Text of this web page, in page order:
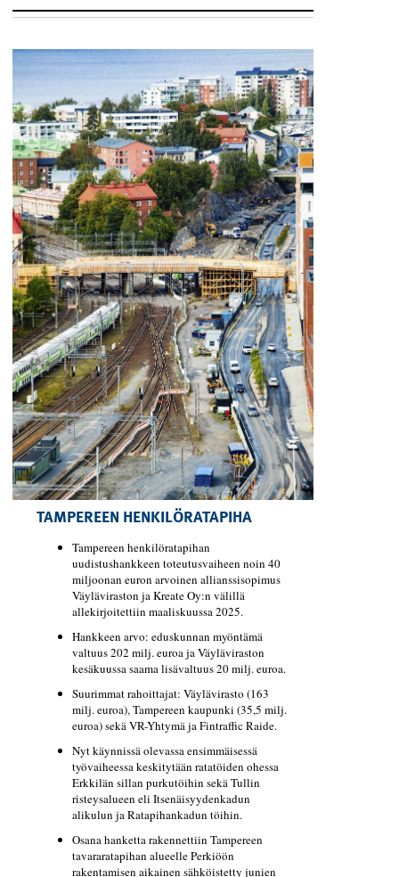
TAMPEREEN HENKILÖRATAPIHA
Tampereen henkilöratapihan
uudistushankkeen toteutusvaiheen noin 40
miljoonan euron arvoinen allianssisopimus
Väyläviraston ja Kreate Oy:n välillä
allekirjoitettiin maaliskuussa 2025.
Hankkeen arvo: eduskunnan myöntämä
valtuus 202 milj. euroa ja Väyläviraston
kesäkuussa saama lisävaltuus 20 milj. euroa.
Suurimmat rahoittajat: Väylävirasto (163
milj. euroa), Tampereen kaupunki (35,5 milj.
euroa) sekä VR-Yhtymä ja Fintraffic Raide.
Nyt käynnissä olevassa ensimmäisessä
työvaiheessa keskitytään ratatöiden ohessa
Erkkilän sillan purkutöihin sekä Tullin
risteysalueen eli Itsenäisyydenkadun
alikulun ja Ratapihankadun töihin.
Osana hanketta rakennettiin Tampereen
tavararatapihan alueelle Perkiöön
rakentamisen aikainen sähköistetty junien